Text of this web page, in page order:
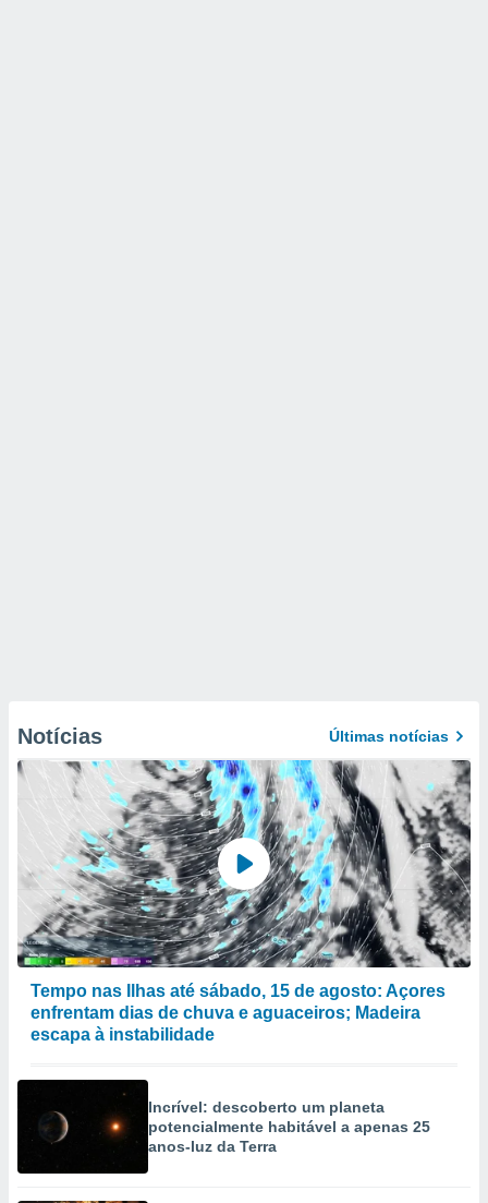
Notícias Últimas notícias
Tempo nas Ilhas até sábado, 15 de agosto: Açores
enfrentam dias de chuva e aguaceiros; Madeira
escapa à instabilidade
Incrível: descoberto um planeta
potencialmente habitável a apenas 25
anos-luz da Terra